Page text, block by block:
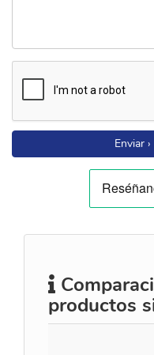
Enviar ›
productos